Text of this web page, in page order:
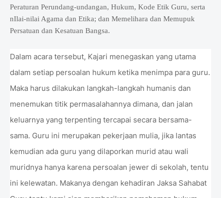
Peraturan Perundang-undangan, Hukum, Kode Etik Guru, serta
nIlai-nilai Agama dan Etika; dan Memelihara dan Memupuk
Persatuan dan Kesatuan Bangsa.
Dalam acara tersebut, Kajari menegaskan yang utama
dalam setiap persoalan hukum ketika menimpa para guru.
Maka harus dilakukan langkah-langkah humanis dan
menemukan titik permasalahannya dimana, dan jalan
keluarnya yang terpenting tercapai secara bersama-
sama. Guru ini merupakan pekerjaan mulia, jika lantas
kemudian ada guru yang dilaporkan murid atau wali
muridnya hanya karena persoalan jewer di sekolah, tentu
ini kelewatan. Makanya dengan kehadiran Jaksa Sahabat